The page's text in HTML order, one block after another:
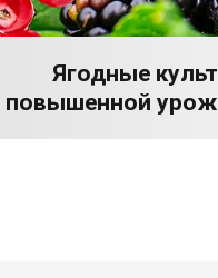
Ягодные
повышенной